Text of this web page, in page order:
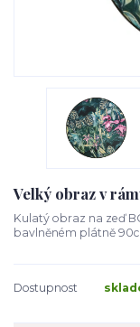
Velký obraz v
Kulatý obraz na zeď
bavlněném plátně
Dostupnost